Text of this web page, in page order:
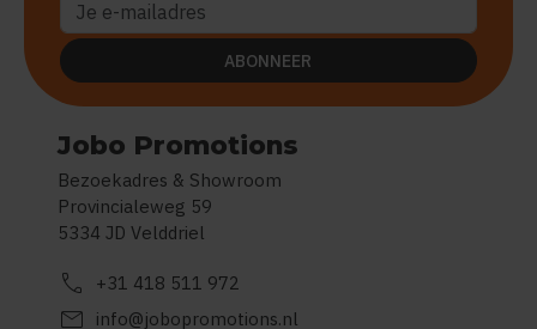
Jobo Promotions
Bezoekadres & Showroom
Provincialeweg 59
5334 JD Velddriel
call +31 418 511 972
mail info@jobopromotions.nl
ABONNEER